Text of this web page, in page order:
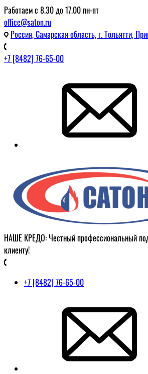
Работаем с 8.30 до 17.00 пн-пт
office@saton.ru
Россия, Самарская область, г. Тольятти,
+7 [8482] 76-65-00
НАШЕ КРЕДО: Честный профессиональный
клиенту!
+7 [8482] 76-65-00